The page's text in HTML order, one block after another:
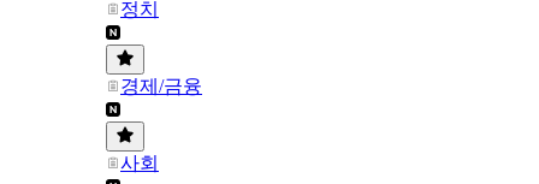
정치
경제/금융
사회